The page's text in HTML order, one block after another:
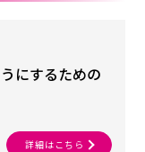
にするための
詳細はこちら